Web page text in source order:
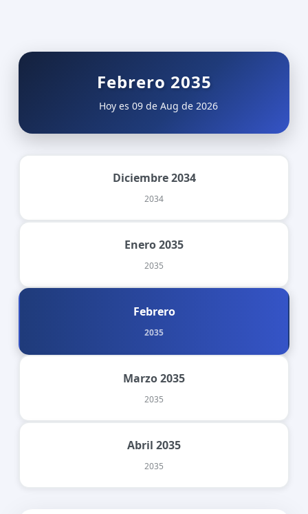
Febrero 2035
Hoy es 09 de Aug de 2026
Diciembre 2034
2034
Enero 2035
2035
Febrero
2035
Marzo 2035
2035
Abril 2035
2035